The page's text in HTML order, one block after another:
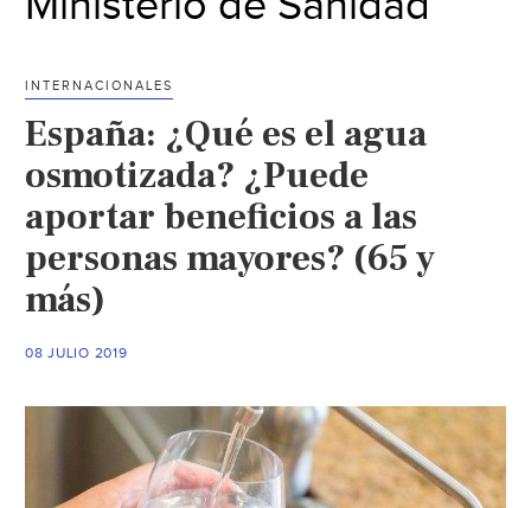
INTERNACIONALES
España: ¿Qué es el agua
osmotizada? ¿Puede
aportar beneficios a las
personas mayores? (65 y
más)
08 JULIO 2019